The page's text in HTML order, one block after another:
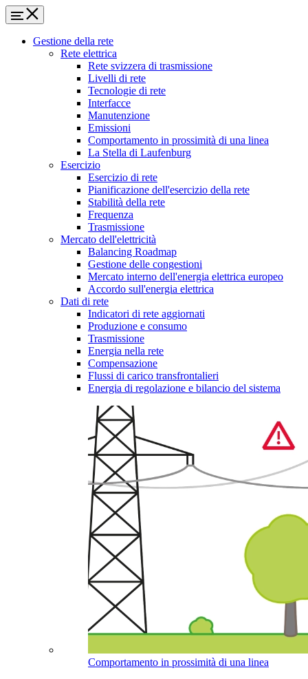
Gestione della rete
Rete elettrica
Rete svizzera di trasmissione
Livelli di rete
Tecnologie di rete
Interfacce
Manutenzione
Emissioni
Comportamento in prossimità di una linea
La Stella di Laufenburg
Esercizio
Esercizio di rete
Pianificazione dell'esercizio della rete
Stabilità della rete
Frequenza
Trasmissione
Mercato dell'elettricità
Balancing Roadmap
Gestione delle congestioni
Mercato interno dell'energia elettrica europeo
Accordo sull'energia elettrica
Dati di rete
Indicatori di rete aggiornati
Produzione e consumo
Trasmissione
Energia nella rete
Compensazione
Flussi di carico transfrontalieri
Energia di regolazione e bilancio del sistema
Comportamento in prossimità di una linea